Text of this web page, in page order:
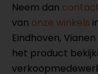
Neem dan
van onze winkels
Eindhoven,
het product